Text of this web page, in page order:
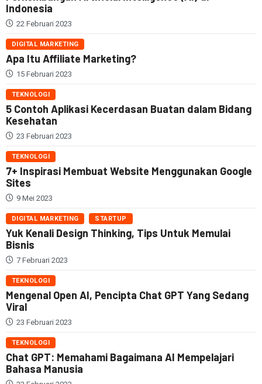
Indonesia
22 Februari 2023
DIGITAL MARKETING
Apa Itu Affiliate Marketing?
15 Februari 2023
TEKNOLOGI
5 Contoh Aplikasi Kecerdasan Buatan dalam Bidang
Kesehatan
23 Februari 2023
TEKNOLOGI
7+ Inspirasi Membuat Website Menggunakan Google
Sites
9 Mei 2023
DIGITAL MARKETING STARTUP
Yuk Kenali Design Thinking, Tips Untuk Memulai
Bisnis
7 Februari 2023
TEKNOLOGI
Mengenal Open AI, Pencipta Chat GPT Yang Sedang
Viral
23 Februari 2023
TEKNOLOGI
Chat GPT: Memahami Bagaimana AI Mempelajari
Bahasa Manusia